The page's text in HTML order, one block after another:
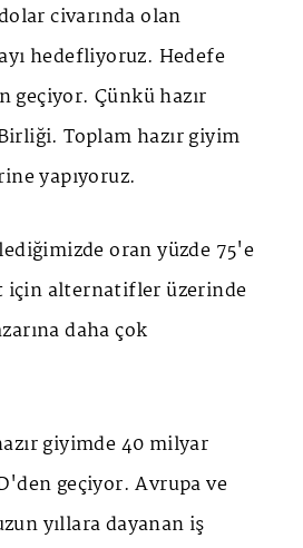
civarında olan
hedefliyoruz. Hedefe
geçiyor. Çünkü hazır
Toplam hazır giyim
yapıyoruz.
oran yüzde 75'e
için alternatifler üzerinde
daha çok
giyimde 40 milyar
geçiyor. Avrupa ve
yıllara dayanan iş